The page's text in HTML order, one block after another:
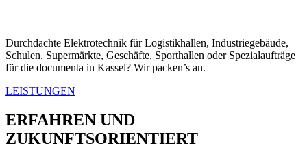
Durch­dachte Elek­trotech­nik für Logis­tikhallen, Indus­triege­bäude,
Schulen, Super­märk­te, Geschäfte, Sporthallen oder Spezialaufträge
für die doc­u­men­ta in Kas­sel? Wir packen’s an.
LEISTUNGEN
ERFAHREN UND
ZUKUNFTSORIENTIERT